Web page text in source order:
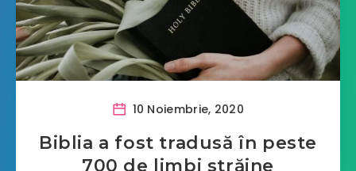
10 Noiembrie, 2020
Biblia a fost tradusă în peste
700 de limbi străine